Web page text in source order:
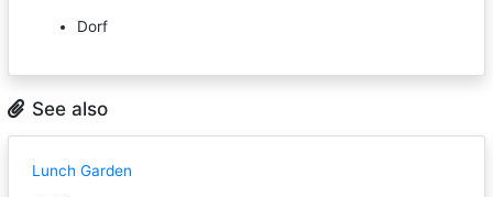
Dorf
See also
Lunch Garden